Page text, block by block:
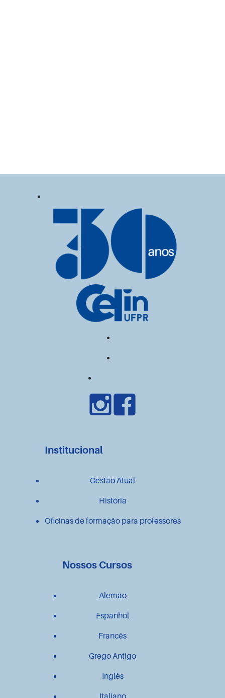
Institucional
Gestão Atual
História
Oficinas de formação para professores
Nossos Cursos
Alemão
Espanhol
Francês
Grego Antigo
Inglês